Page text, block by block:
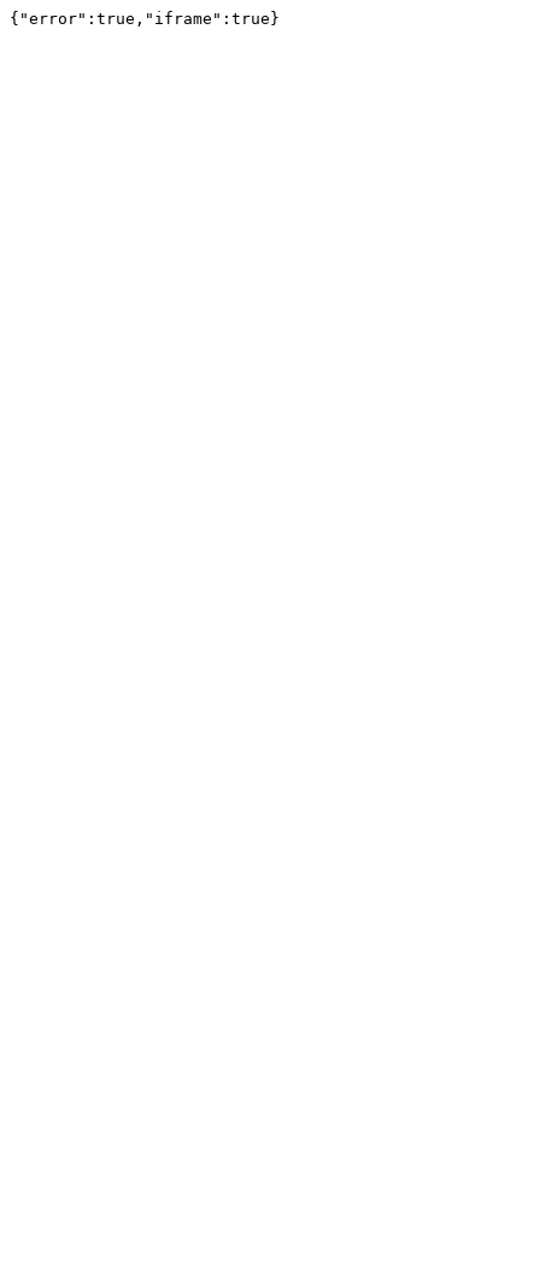
{"error":true,"iframe":true}